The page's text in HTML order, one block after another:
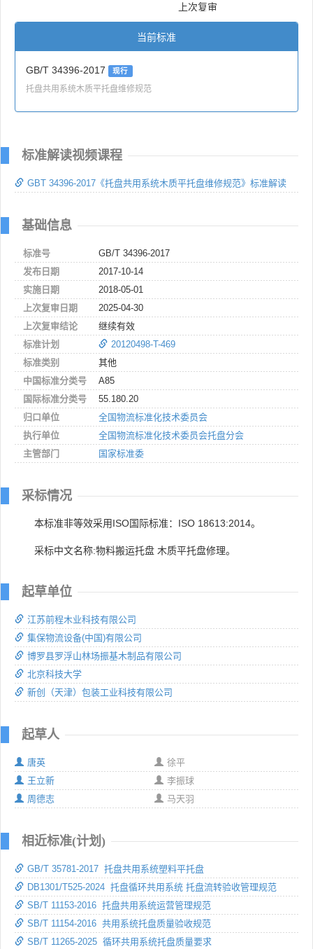
上次复审
当前标准
GB/T 34396-2017 现行
托盘共用系统木质平托盘维修规范
标准解读视频课程
GBT 34396-2017《托盘共用系统木质平托盘维修规范》标准解读
基础信息
标准号
GB/T 34396-2017
发布日期
2017-10-14
实施日期
2018-05-01
上次复审日期
2025-04-30
上次复审结论
继续有效
标准计划
20120498-T-469
标准类别
其他
中国标准分类号
A85
国际标准分类号
55.180.20
归口单位
全国物流标准化技术委员会
执行单位
全国物流标准化技术委员会托盘分会
主管部门
国家标准委
采标情况
本标准非等效采用ISO国际标准：ISO 18613:2014。
采标中文名称:物料搬运托盘 木质平托盘修理。
起草单位
江苏前程木业科技有限公司
集保物流设备(中国)有限公司
博罗县罗浮山林场振基木制品有限公司
北京科技大学
新创（天津）包装工业科技有限公司
起草人
唐英
徐平
王立新
李振球
周德志
马天羽
相近标准(计划)
GB/T 35781-2017 托盘共用系统塑料平托盘
DB1301/T525-2024 托盘循环共用系统 托盘流转验收管理规范
SB/T 11153-2016 托盘共用系统运营管理规范
SB/T 11154-2016 共用系统托盘质量验收规范
SB/T 11265-2025 循环共用系统托盘质量要求